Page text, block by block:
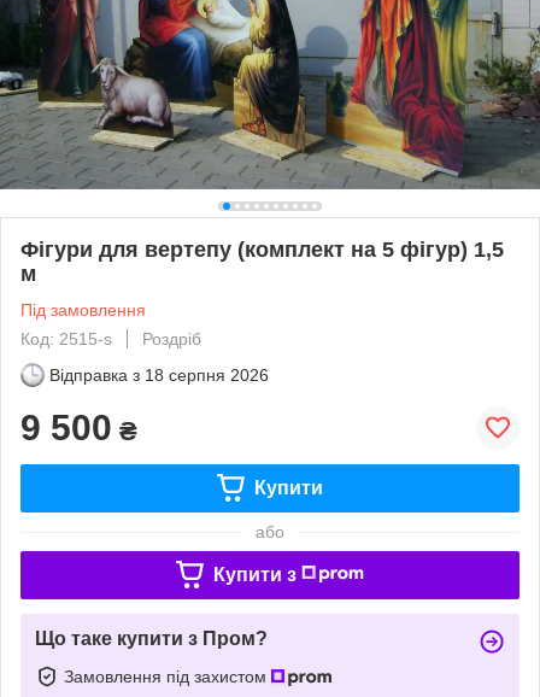
Фігури для вертепу (комплект на 5 фігур) 1,5
м
Під замовлення
Код: 2515-s
Роздріб
Відправка з 18 серпня 2026
9 500 ₴
Купити
або
Купити з
Що таке купити з Пром?
Замовлення під захистом